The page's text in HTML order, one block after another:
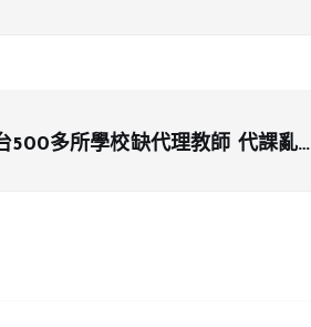
500多所學校缺代理教師 代課亂象